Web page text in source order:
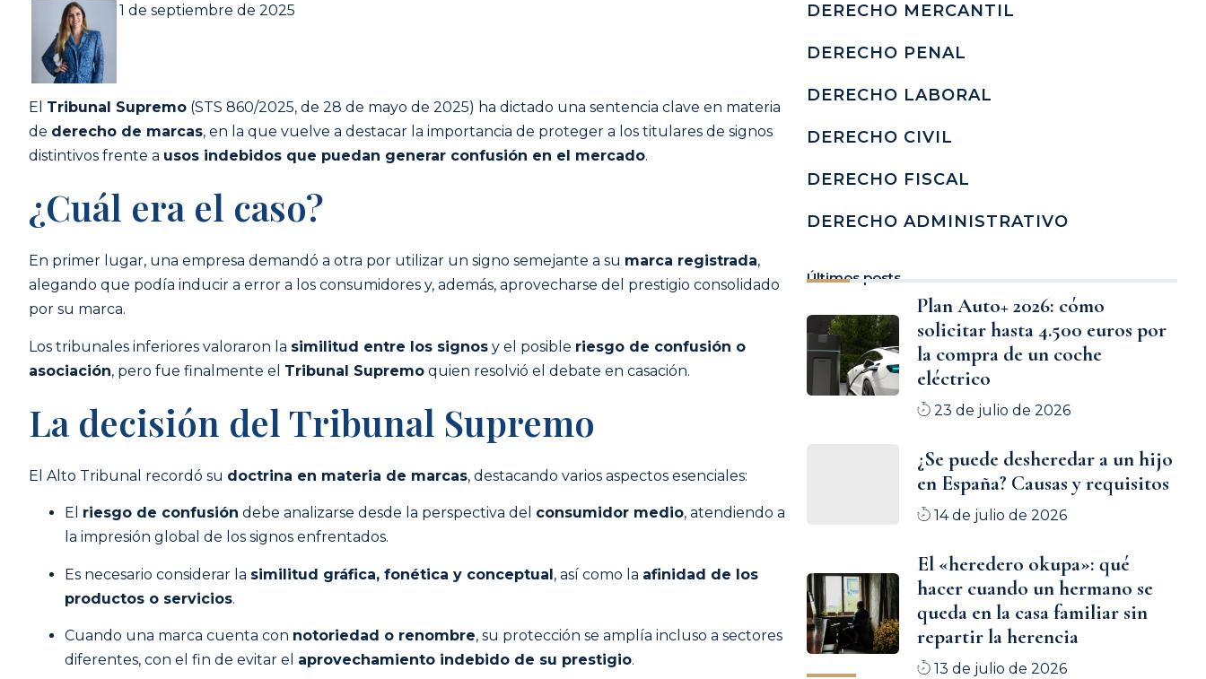
1 de septiembre de 2025
El Tribunal Supremo (STS 860/2025, de 28 de mayo de 2025) ha dictado una sentencia clave en materia
de derecho de marcas, en la que vuelve a destacar la importancia de proteger a los titulares de signos
distintivos frente a usos indebidos que puedan generar confusión en el mercado.
¿Cuál era el caso?
En primer lugar, una empresa demandó a otra por utilizar un signo semejante a su marca registrada,
alegando que podía inducir a error a los consumidores y, además, aprovecharse del prestigio consolidado
por su marca.
Los tribunales inferiores valoraron la similitud entre los signos y el posible riesgo de confusión o
asociación, pero fue finalmente el Tribunal Supremo quien resolvió el debate en casación.
La decisión del Tribunal Supremo
El Alto Tribunal recordó su doctrina en materia de marcas, destacando varios aspectos esenciales:
El riesgo de confusión debe analizarse desde la perspectiva del consumidor medio, atendiendo a
la impresión global de los signos enfrentados.
Es necesario considerar la similitud gráfica, fonética y conceptual, así como la afinidad de los
productos o servicios.
Cuando una marca cuenta con notoriedad o renombre, su protección se amplía incluso a sectores
diferentes, con el fin de evitar el aprovechamiento indebido de su prestigio.
DERECHO MERCANTIL
DERECHO PENAL
DERECHO LABORAL
DERECHO CIVIL
DERECHO FISCAL
DERECHO ADMINISTRATIVO
Últimos posts
Plan Auto+ 2026: cómo
solicitar hasta 4.500 euros por
la compra de un coche
eléctrico
23 de julio de 2026
¿Se puede desheredar a un hijo
en España? Causas y requisitos
14 de julio de 2026
El «heredero okupa»: qué
hacer cuando un hermano se
queda en la casa familiar sin
repartir la herencia
13 de julio de 2026